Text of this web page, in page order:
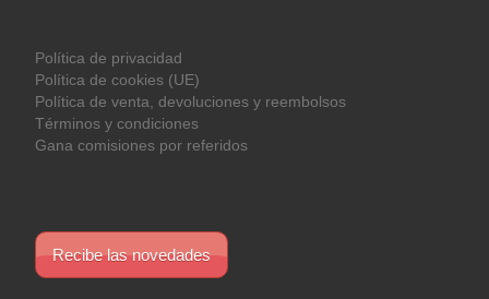
Política de privacidad
Política de cookies (UE)
Política de venta, devoluciones y reembolsos
Términos y condiciones
Gana comisiones por referidos
Recibe las novedades